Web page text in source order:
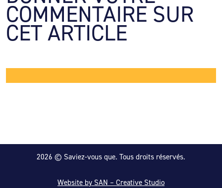
COMMENTAIRE SUR
CET ARTICLE
2026 © Saviez-vous que. Tous droits réservés.
Website by SAN – Creative Studio